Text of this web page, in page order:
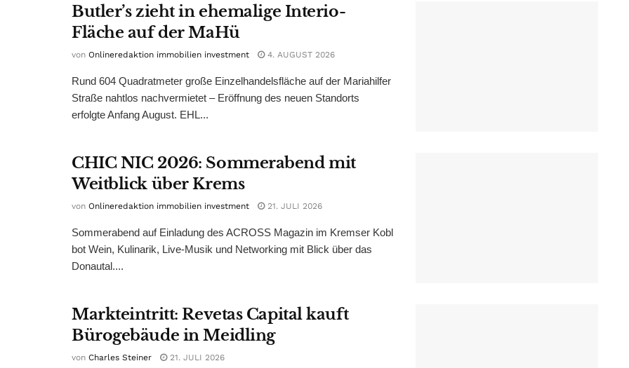
Butler’s zieht in ehemalige Interio-
Fläche auf der MaHü
von Onlineredaktion immobilien investment 4. AUGUST 2026
Rund 604 Quadratmeter große Einzelhandelsfläche auf der Mariahilfer
Straße nahtlos nachvermietet – Eröffnung des neuen Standorts
erfolgte Anfang August. EHL...
CHIC NIC 2026: Sommerabend mit
Weitblick über Krems
von Onlineredaktion immobilien investment 21. JULI 2026
Sommerabend auf Einladung des ACROSS Magazin im Kremser Kobl
bot Wein, Kulinarik, Live-Musik und Networking mit Blick über das
Donautal....
Markteintritt: Revetas Capital kauft
Bürogebäude in Meidling
von Charles Steiner 21. JULI 2026